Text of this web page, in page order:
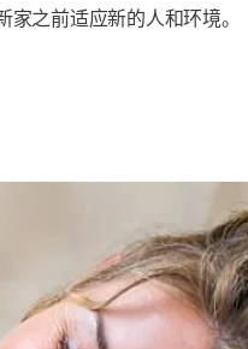
之前适应新的人和环境。